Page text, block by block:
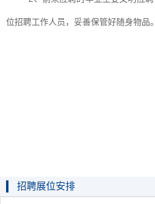
位招聘工作人员，妥善保管好随身物品。
招聘展位安排